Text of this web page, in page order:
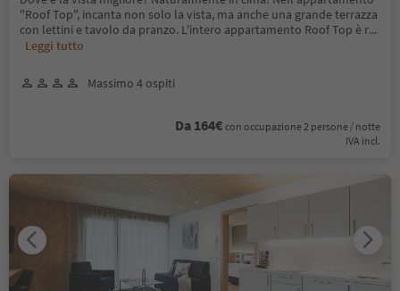
"Roof Top", incanta non solo la vista, ma anche una grande terrazza
con lettini e tavolo da pranzo. L'intero appartamento Roof Top è r...
Leggi tutto
Massimo 4 ospiti
Da 164€ con occupazione 2 persone / notte
IVA incl.